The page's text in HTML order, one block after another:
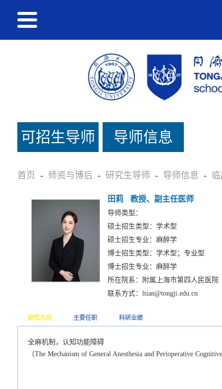
可招生导师
名单
导师信息
首页 - 师资与博后 - 研究生导师 - 导师信息 -
田莉 教授、副主任医师
导师类型：
硕士招生类型：学术型
硕士招生专业：麻醉学
博士招生类型：学术型；专业型
博士招生专业：麻醉学
所在院系：附属上海市第四人民医院
联系方式：ltian@tongji.edu.cn
研究方向 主要任职 科研业绩
全麻机制，认知功能障碍
（The Mechanism of General Anesthesia and Perioperative